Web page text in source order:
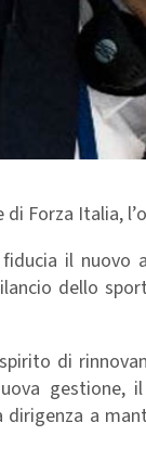
Forza Italia,
il
dello
di
gestione,
dirigenza a